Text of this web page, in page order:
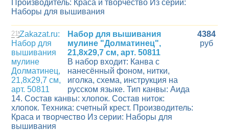
Производитель: Краса и творчество Из серии:
Наборы для вышивания
21
Набор для вышивания
мулине "Долматинец",
21,8х29,7 см, арт. 50811
В набор входит: Канва с
нанесённый фоном, нитки,
иголка, схема, инструкция на
русском языке. Тип канвы: Аида
14. Состав канвы: хлопок. Состав ниток:
хлопок. Техника: счетный крест. Производитель:
Краса и творчество Из серии: Наборы для
вышивания
4384
руб